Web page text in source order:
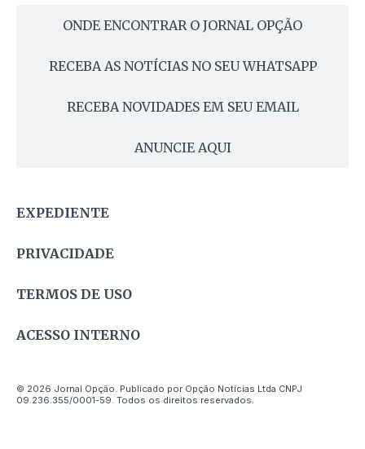
ONDE ENCONTRAR O JORNAL OPÇÃO
RECEBA AS NOTÍCIAS NO SEU WHATSAPP
RECEBA NOVIDADES EM SEU EMAIL
ANUNCIE AQUI
EXPEDIENTE
PRIVACIDADE
TERMOS DE USO
ACESSO INTERNO
© 2026 Jornal Opção. Publicado por Opção Notícias Ltda CNPJ
09.236.355/0001-59. Todos os direitos reservados.